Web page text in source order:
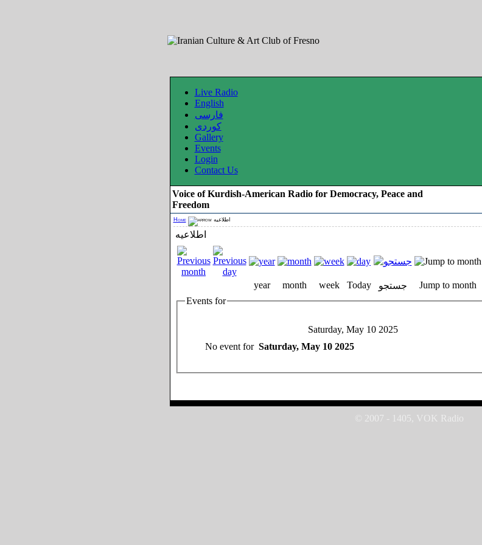
Live Radio
English
فارسی
کوردی
Gallery
Events
Login
Contact Us
Voice of Kurdish-American Radio for Democracy, Peace and
Freedom
Home اطلاعیه
اطلاعیه
year month week Today جستجو
Jump to month
Events for
Saturday, May 10 2025
No event for Saturday, May 10 2025
© 2007 - 1405, VOK Radio